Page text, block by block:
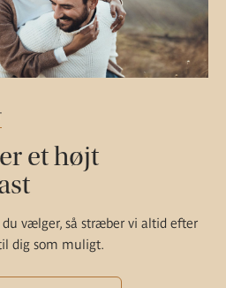
et højt
vælger, så stræber vi altid efter
dig som muligt.